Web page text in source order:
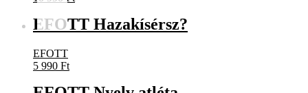
EFOTT Hazakísérsz?
EFOTT
5 990 Ft